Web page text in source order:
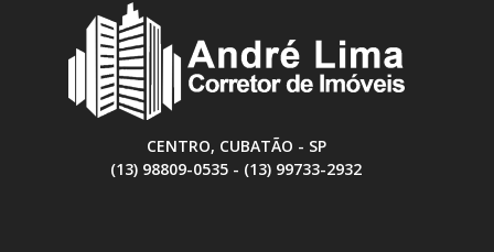
CENTRO, CUBATÃO - SP
(13) 98809-0535 - (13) 99733-2932